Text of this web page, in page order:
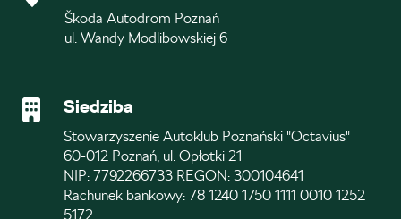
Škoda Autodrom Poznań
ul. Wandy Modlibowskiej 6
Siedziba
Stowarzyszenie Autoklub Poznański "Octavius"
60-012 Poznań, ul. Opłotki 21
NIP: 7792266733 REGON: 300104641
Rachunek bankowy: 78 1240 1750 1111 0010 1252
5172